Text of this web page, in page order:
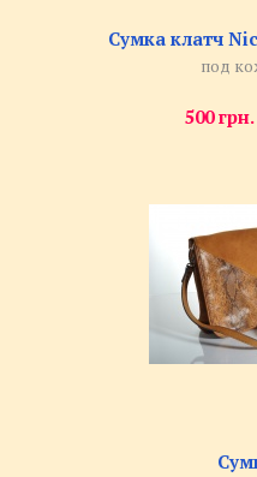
Сумка клатч
под
500 грн.